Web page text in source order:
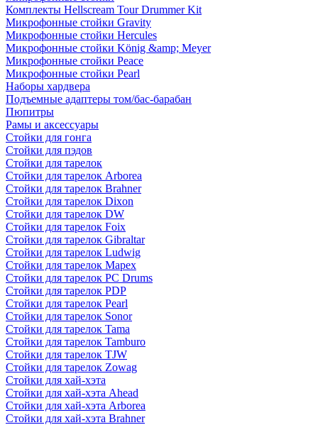
Комплекты Hellscream Tour Drummer Kit
Микрофонные стойки Gravity
Микрофонные стойки Hercules
Микрофонные стойки König &amp; Meyer
Микрофонные стойки Peace
Микрофонные стойки Pearl
Наборы хардвера
Подъемные адаптеры том/бас-барабан
Пюпитры
Рамы и аксессуары
Стойки для гонга
Стойки для пэдов
Стойки для тарелок
Стойки для тарелок Arborea
Стойки для тарелок Brahner
Стойки для тарелок Dixon
Стойки для тарелок DW
Стойки для тарелок Foix
Стойки для тарелок Gibraltar
Стойки для тарелок Ludwig
Стойки для тарелок Mapex
Стойки для тарелок PC Drums
Стойки для тарелок PDP
Стойки для тарелок Pearl
Стойки для тарелок Sonor
Стойки для тарелок Tama
Стойки для тарелок Tamburo
Стойки для тарелок TJW
Стойки для тарелок Zowag
Стойки для хай-хэта
Стойки для хай-хэта Ahead
Стойки для хай-хэта Arborea
Стойки для хай-хэта Brahner